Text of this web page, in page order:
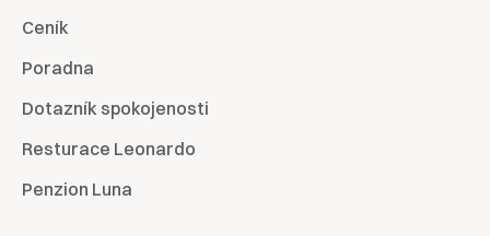
Ceník
Poradna
Dotazník spokojenosti
Resturace Leonardo
Penzion Luna